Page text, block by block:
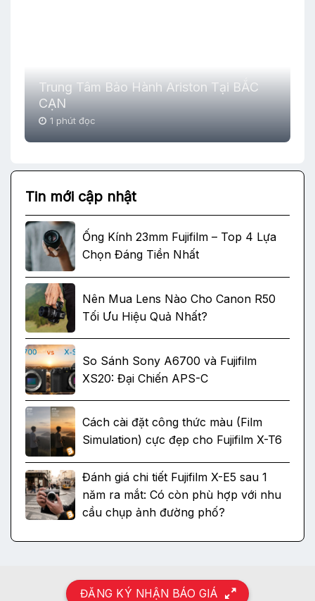
Trung Tâm Bảo Hành Ariston Tại BẮC
CẠN
1 phút đọc
Tin mới cập nhật
Ống Kính 23mm Fujifilm – Top 4 Lựa
Chọn Đáng Tiền Nhất
Nên Mua Lens Nào Cho Canon R50
Tối Ưu Hiệu Quả Nhất?
So Sánh Sony A6700 và Fujifilm
XS20: Đại Chiến APS-C
Cách cài đặt công thức màu (Film
Simulation) cực đẹp cho Fujifilm X-T6
Đánh giá chi tiết Fujifilm X-E5 sau 1
năm ra mắt: Có còn phù hợp với nhu
cầu chụp ảnh đường phố?
ĐĂNG KÝ NHẬN BÁO GIÁ